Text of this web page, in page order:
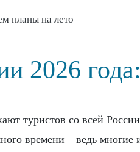
планы на лето
2026
туристов со всей
времени – ведь